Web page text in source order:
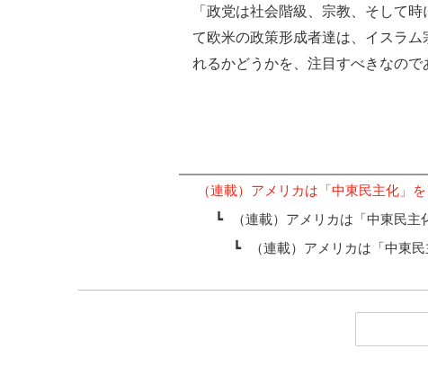
「政党は社会階級、宗教、そして
て欧米の政策形成者達は、イスラ
れるかどうかを、注目すべきなので
（連載）アメリカは「中東民主化」
┗ （連載）アメリカは「中東民
┗ （連載）アメリカは「中東